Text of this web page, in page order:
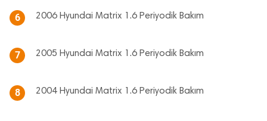
6 2006 Hyundai Matrix 1.6 Periyodik Bakım
7 2005 Hyundai Matrix 1.6 Periyodik Bakım
8 2004 Hyundai Matrix 1.6 Periyodik Bakım